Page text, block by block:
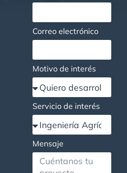
Correo electrónico
Motivo de interés
Servicio de interés
Mensaje